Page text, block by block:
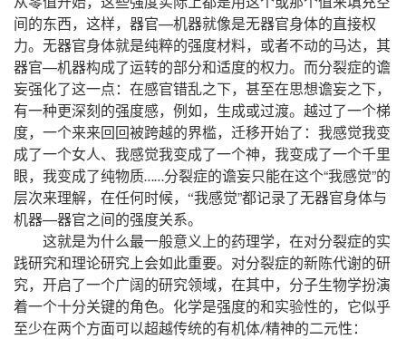
间的东西， 这样， 器官—机器就像是无器官身体的直接权
力。 无器官身体就是纯粹的强度材料， 或者不动的马达， 其
器官—机器构成了运转的部分和适度的权力。
而分裂症的谵
妄强化了这一点 ： 在感官错乱之下， 甚至在思想谵妄之下，
有一种更深刻的强度感， 例如 ， 生成或过渡。 越过了一个梯
度， 一个来来回回被跨越的界槛， 迁移开始了 ：
我感觉我变
成了一个女人、我感觉我变成了一个神， 我变成了一个千里
眼， 我变成了纯物质……分裂症的谵妄只能在这个“我感觉”的
层次来理解， 在任何时候， “我感觉”都记录了无器官身体与
机器—器官之间的强度关系。
这就是为什么最一般意义上的药理学， 在对分裂症的实
践研究和理论研究上会如此重要。
对分裂症的新陈代谢的研
究， 开启了一个广阔的研究领域， 在其中，
分子生物学扮演
着一个十分关键的角色。 化学是强度的和实验性的，
它似乎
至少在两个方面可以超越传统的有机体/精神的二元性 ：